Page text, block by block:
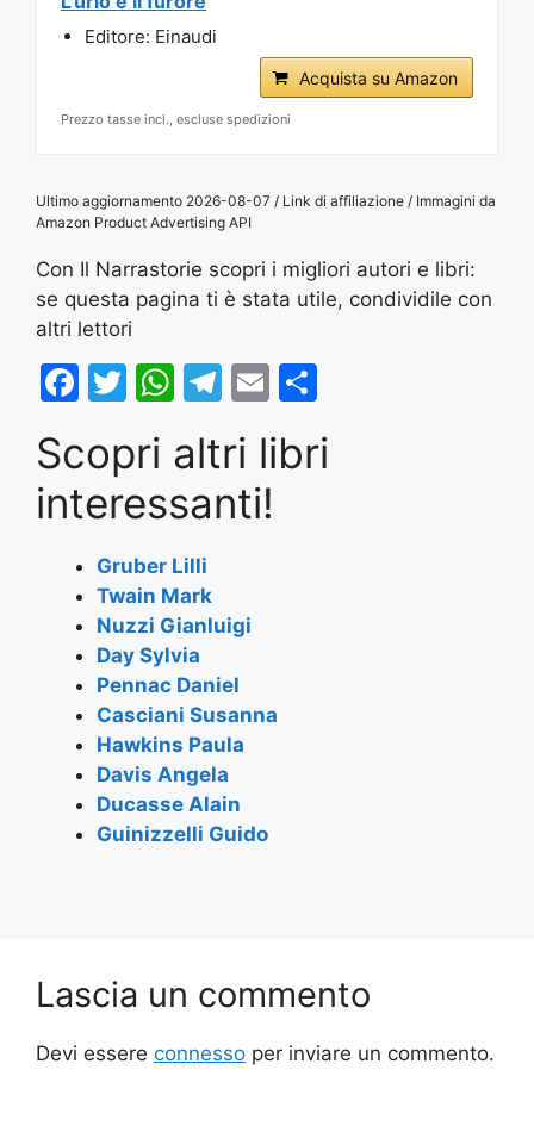
Editore: Einaudi
Acquista su Amazon
Prezzo tasse incl., escluse spedizioni
Ultimo aggiornamento 2026-08-07 / Link di affiliazione / Immagini da
Amazon Product Advertising API
Con Il Narrastorie scopri i migliori autori e libri:
se questa pagina ti è stata utile, condividile con
altri lettori
F
c
e
b
o
o
k
T
itt
er
W
at
s
A
p
p
T
e
gr
a
E
ai
l
ar
Scopri altri libri
interessanti!
Gruber Lilli
Twain Mark
Nuzzi Gianluigi
Day Sylvia
Pennac Daniel
Casciani Susanna
Hawkins Paula
Davis Angela
Ducasse Alain
Guinizzelli Guido
Lascia un commento
Devi essere connesso per inviare un commento.